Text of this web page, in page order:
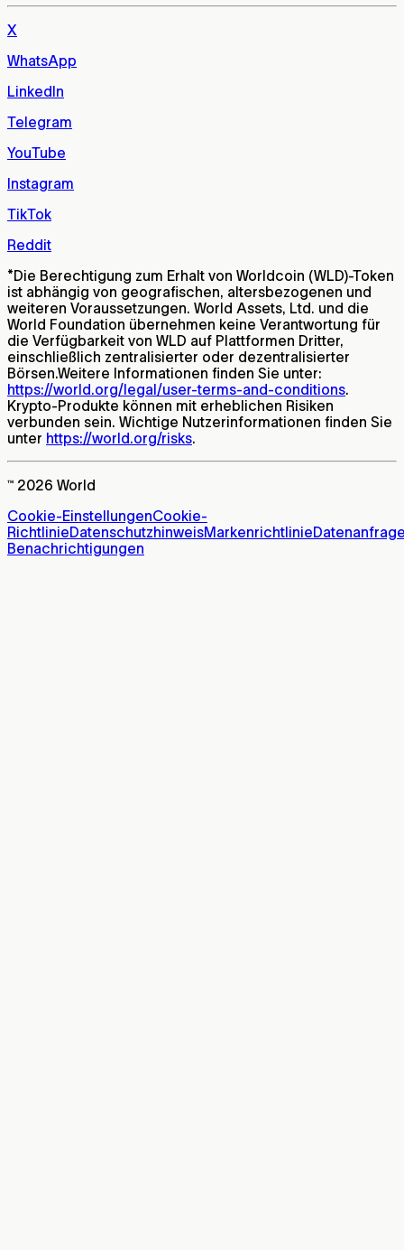
X
WhatsApp
LinkedIn
Telegram
YouTube
Instagram
TikTok
Reddit
*Die Berechtigung zum Erhalt von Worldcoin (WLD)-Token
ist abhängig von geografischen, altersbezogenen und
weiteren Voraussetzungen. World Assets, Ltd. und die
World Foundation übernehmen keine Verantwortung für
die Verfügbarkeit von WLD auf Plattformen Dritter,
einschließlich zentralisierter oder dezentralisierter
Börsen.Weitere Informationen finden Sie unter:
https://world.org/legal/user-terms-and-conditions.
Krypto-Produkte können mit erheblichen Risiken
verbunden sein. Wichtige Nutzerinformationen finden Sie
unter https://world.org/risks.
™ 2026 World
Cookie-EinstellungenCookie-
RichtlinieDatenschutzhinweisMarkenrichtlinie
Benachrichtigungen